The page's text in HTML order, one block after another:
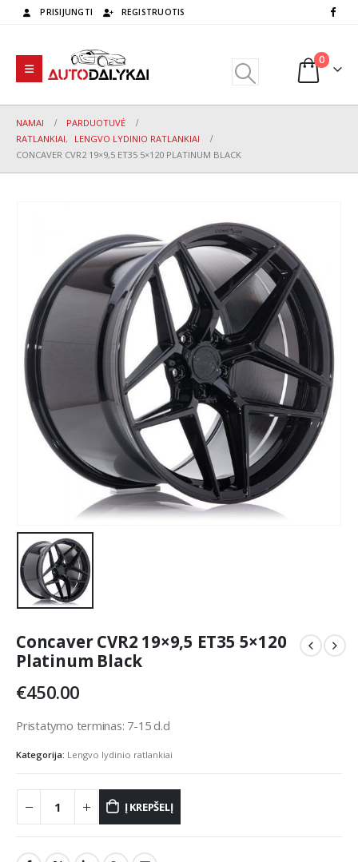
PRISIJUNGTI REGISTRUOTIS
0
NAMAI
PARDUOTUVĖ
RATLANKIAI,
LENGVO LYDINIO RATLANKIAI
CONCAVER CVR2 19×9,5 ET35 5×120 PLATINUM BLACK
Concaver CVR2 19×9,5 ET35 5×120
Platinum Black
€450.00
Pristatymo terminas: 7-15 d.d
Kategorija: Lengvo lydinio ratlankiai
Į KREPŠELĮ